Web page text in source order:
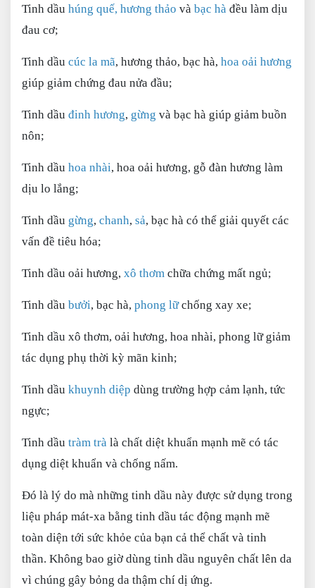
Tinh dầu húng quế, hương thảo và bạc hà đều làm dịu
đau cơ;
Tinh dầu cúc la mã, hương thảo, bạc hà, hoa oải hương
giúp giảm chứng đau nửa đầu;
Tinh dầu đinh hương, gừng và bạc hà giúp giảm buồn
nôn;
Tinh dầu hoa nhài, hoa oải hương, gỗ đàn hương làm
dịu lo lắng;
Tinh dầu gừng, chanh, sả, bạc hà có thể giải quyết các
vấn đề tiêu hóa;
Tinh dầu oải hương, xô thơm chữa chứng mất ngủ;
Tinh dầu bưởi, bạc hà, phong lữchống xay xe;
Tinh dầu xô thơm, oải hương, hoa nhài, phong lữ giảm
tác dụng phụ thời kỳ mãn kinh;
Tinh dầu khuynh diệp dùng trường hợp cảm lạnh, tức
ngực;
Tinh dầu tràm trà là chất diệt khuẩn mạnh mẽ có tác
dụng diệt khuẩn và chống nấm.
Đó là lý do mà những tinh dầu này được sử dụng trong
liệu pháp mát-xa bằng tinh dầu tác động mạnh mẽ
toàn diện tới sức khỏe của bạn cả thể chất và tinh
thần. Không bao giờ dùng tinh dầu nguyên chất lên da
vì chúng gây bỏng da thậm chí dị ứng.